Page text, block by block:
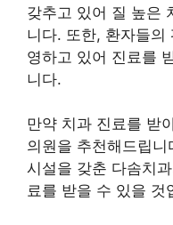
갖추고 있어 질 높은
니다. 또한, 환자들의
영하고 있어 진료를
니다.
만약 치과 진료를 받
의원을 추천해드립
시설을 갖춘 다솜치
료를 받을 수 있을 것